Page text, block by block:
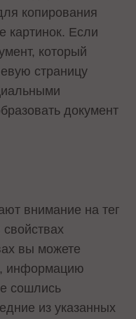
копирования
картинок. Если
который
страницу
документ
внимание на тег
вы можете
информацию
сошлись
из указанных